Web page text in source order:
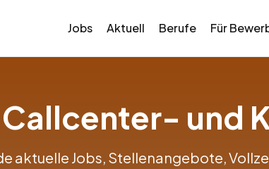
Jobs Aktuell Berufe Für
und
aktuelle Jobs, Stellenangebote,